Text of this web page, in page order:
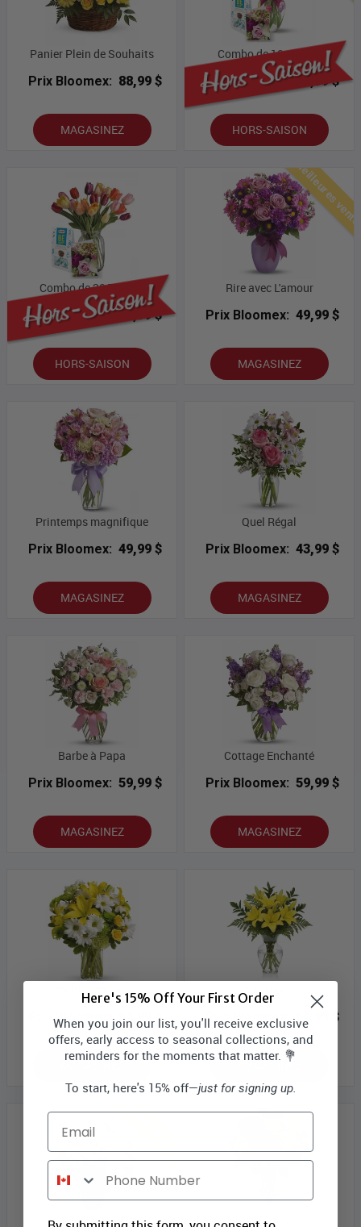
Panier Plein de Souhaits
Prix Bloomex: 88,99 $
MAGASINEZ
Combo de 10 tulipes
Prix Bloomex: 53,99 $
HORS-SAISON
Combo de 20 Tulipes
Prix Bloomex: 82,99 $
HORS-SAISON
Meilleures
Rire avec L'amour
Prix Bloomex: 49,99 $
MAGASINEZ
Printemps magnifique
Prix Bloomex: 49,99 $
MAGASINEZ
Quel Régal
Prix Bloomex: 43,99 $
MAGASINEZ
Barbe à Papa
Prix Bloomex: 59,99 $
MAGASINEZ
Cottage Enchanté
Prix Bloomex: 59,99 $
MAGASINEZ
Matin Lumineux
Prix Bloomex:
54,99 $
Lys ensoleillés
Prix Bloomex:
54,99 $
MAGASINEZ
Meilleures ventes
Beau en Bleu Voici pour vous!
Here's 15% Off Your First Order
When you join our list, you'll receive exclusive
offers, early access to seasonal collections, and
reminders for the moments that matter. 💐
To start, here's 15% off—just for signing up.
Email
Phone Number